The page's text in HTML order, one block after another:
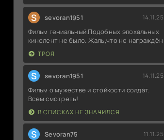
S sevoran1951 14.11.25
Фильм гениальный.Подобных эпохальных
кинолент не было. Жаль,что не награждён
ТРОЯ
S sevoran1951 14.11.25
Фильм о мужестве и стойкости солдат.
Всем смотреть!
В СПИСКАХ НЕ ЗНАЧИЛСЯ
S Sevoran75 11.11.25